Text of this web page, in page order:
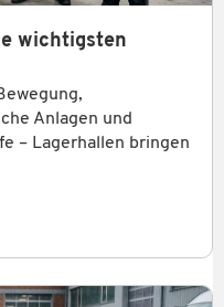
wichtigsten
Anlagen und
– Lagerhallen bringen